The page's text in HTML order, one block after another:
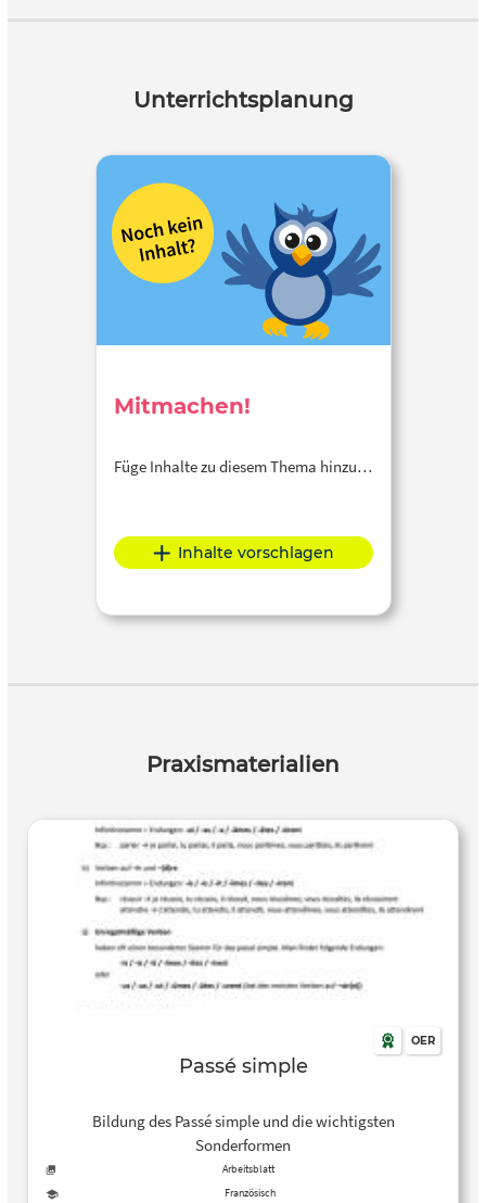
Unterrichtsplanung
Mitmachen!
Füge Inhalte zu diesem Thema hinzu…
Inhalte vorschlagen
Praxismaterialien
OER
Passé simple
Bildung des Passé simple und die wichtigsten
Sonderformen
Arbeitsblatt
Französisch